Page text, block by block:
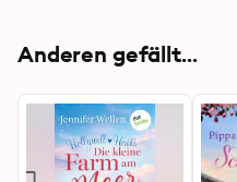
Anderen gefällt...